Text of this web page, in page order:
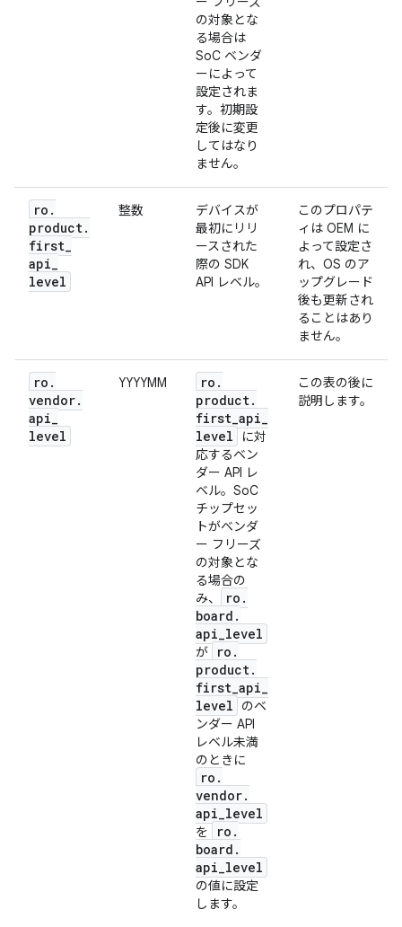
の対象とな
る場合は
SoC ベンダ
ーによって
設定されま
す。初期設
定後に変更
してはなり
ません。
ro .
product.
first_
api_
level
整数
デバイスが
最初にリリ
ースされた
際の SDK
API レベル。
このプロパテ
ィは OEM に
よって設定さ
れ、OS のア
ップグレード
後も更新され
ることはあり
ません。
ro .
vendor.
api_
level
YYYYMM ro .
product.
first_api_
level
に対
応するベン
ダー API レ
ベル。SoC
チップセッ
トがベンダ
ー フリーズ
の対象とな
る場合の
み、
ro .
board .
api_level
が ro .
product.
first_api_
level
のベ
ンダー API
レベル未満
のときに
ro .
vendor.
api_level
を ro .
board .
api_level
の値に設定
します。
この表の後に
説明します。